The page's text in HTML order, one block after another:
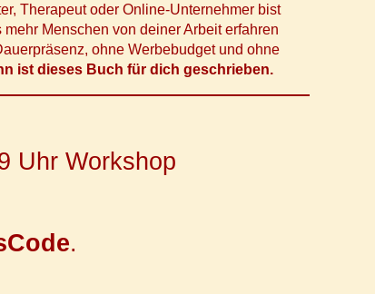
Therapeut oder Online-Unternehmer bist
Menschen von deiner Arbeit erfahren
ohne Werbebudget und ohne
ist dieses Buch für dich geschrieben.
Uhr Workshop
.